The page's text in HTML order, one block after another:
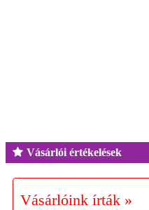
Vásárlói értékelések
Vásárlóink írták »